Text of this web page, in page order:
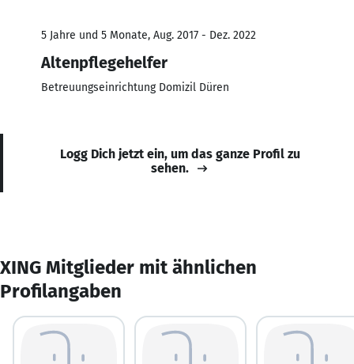
5 Jahre und 5 Monate, Aug. 2017 - Dez. 2022
Altenpflegehelfer
Betreuungseinrichtung Domizil Düren
Logg Dich jetzt ein, um das ganze Profil zu
sehen.
XING Mitglieder mit ähnlichen
Profilangaben